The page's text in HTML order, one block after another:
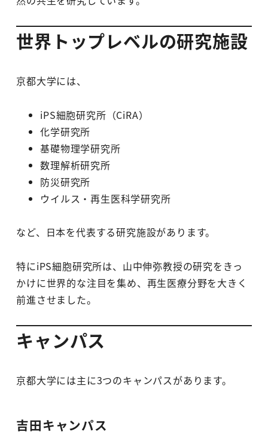
世界トップレベルの研究施設
京都大学には、
iPS細胞研究所（CiRA）
化学研究所
基礎物理学研究所
数理解析研究所
防災研究所
ウイルス・再生医科学研究所
など、日本を代表する研究施設があります。
特にiPS細胞研究所は、山中伸弥教授の研究をきっ
かけに世界的な注目を集め、再生医療分野を大きく
前進させました。
キャンパス
京都大学には主に3つのキャンパスがあります。
吉田キャンパス